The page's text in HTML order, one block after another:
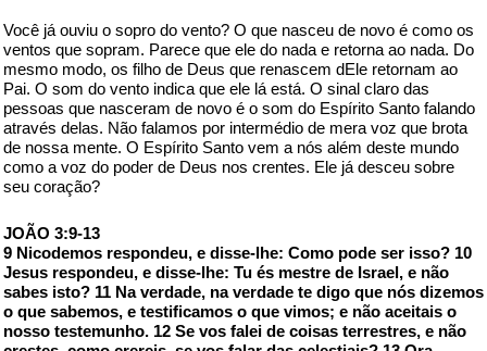
Você já ouviu o sopro do vento? O que nasceu de novo é como os
ventos que sopram. Parece que ele do nada e retorna ao nada. Do
mesmo modo, os filho de Deus que renascem dEle retornam ao
Pai. O som do vento indica que ele lá está. O sinal claro das
pessoas que nasceram de novo é o som do Espírito Santo falando
através delas. Não falamos por intermédio de mera voz que brota
de nossa mente. O Espírito Santo vem a nós além deste mundo
como a voz do poder de Deus nos crentes. Ele já desceu sobre
seu coração?
JOÃO 3:9-13
9 Nicodemos respondeu, e disse-lhe: Como pode ser isso? 10
Jesus respondeu, e disse-lhe: Tu és mestre de Israel, e não
sabes isto? 11 Na verdade, na verdade te digo que nós dizemos
o que sabemos, e testificamos o que vimos; e não aceitais o
nosso testemunho. 12 Se vos falei de coisas terrestres, e não